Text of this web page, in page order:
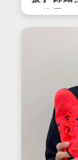
ン使用